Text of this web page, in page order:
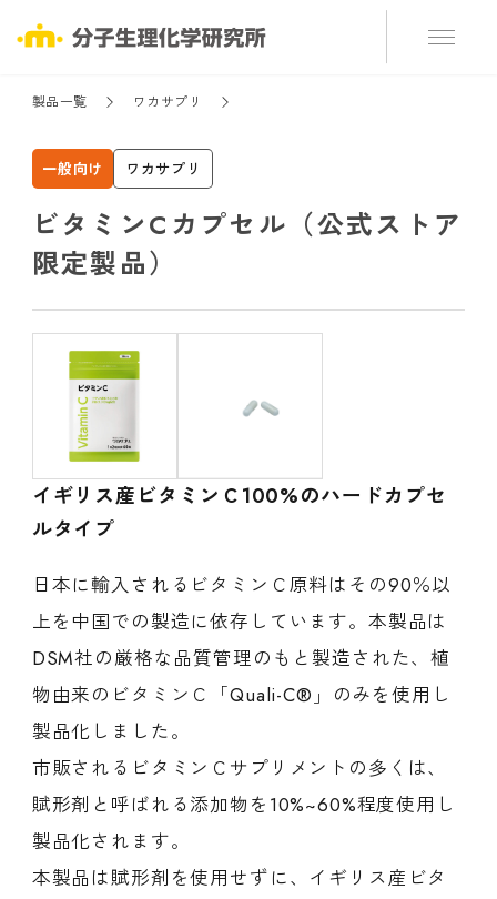
製品一覧 ワカサプリ
一般向け ワカサプリ
ビタミンCカプセル（公式ストア
限定製品）
イギリス産ビタミンＣ100%のハードカプセ
ルタイプ
日本に輸入されるビタミンＣ原料はその90％以
上を中国での製造に依存しています。本製品は
DSM社の厳格な品質管理のもと製造された、植
物由来のビタミンＣ「Quali-C®」のみを使用し
製品化しました。
市販されるビタミンＣサプリメントの多くは、
賦形剤と呼ばれる添加物を10%~60%程度使用し
製品化されます。
本製品は賦形剤を使用せずに、イギリス産ビタ